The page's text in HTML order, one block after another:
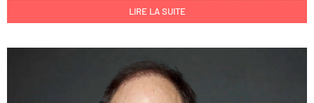
LIRE LA SUITE